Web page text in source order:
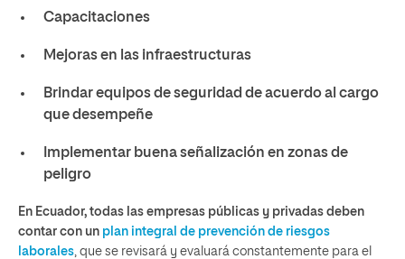
Capacitaciones
Mejoras en las infraestructuras
Brindar equipos de seguridad de acuerdo al cargo
que desempeñe
Implementar buena señalización en zonas de
peligro
En Ecuador, todas las empresas públicas y privadas deben
contar con un plan integral de prevención de riesgos
laborales, que se revisará y evaluará constantemente para el